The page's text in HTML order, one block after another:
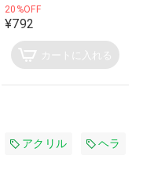
20%OFF
¥792
カートに入れる
アクリル ヘラ